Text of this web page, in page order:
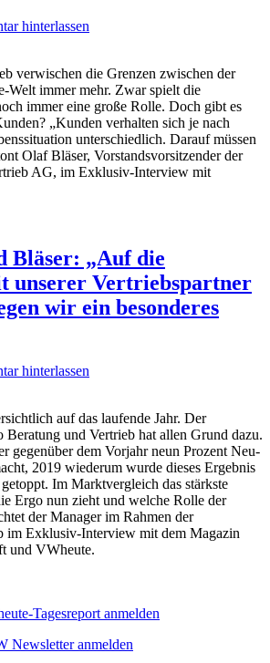
hinterlassen
verwischen die Grenzen zwischen der
Welt immer mehr. Zwar spielt die
immer eine große Rolle. Doch gibt es
„Kunden verhalten sich je nach
unterschiedlich. Darauf müssen
Olaf Bläser, Vorstandsvorsitzender der
AG, im Exklusiv-Interview mit
Bläser: „Auf die
unserer Vertriebspartner
wir ein besonderes
hinterlassen
auf das laufende Jahr. Der
Beratung und Vertrieb hat allen Grund dazu.
gegenüber dem Vorjahr neun Prozent Neu-
2019 wiederum wurde dieses Ergebnis
Im Marktvergleich das stärkste
Ergo nun zieht und welche Rolle der
der Manager im Rahmen der
im Exklusiv-Interview mit dem Magazin
und VWheute.